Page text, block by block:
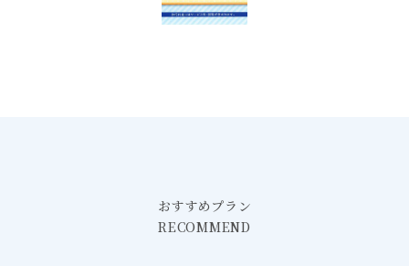
おすすめプラン
RECOMMEND